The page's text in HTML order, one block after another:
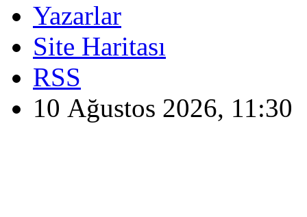
Yazarlar
Site Haritası
RSS
10 Ağustos 2026, 11:30